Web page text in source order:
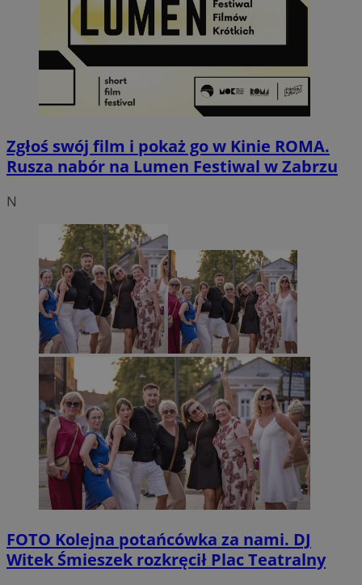
Zgłoś swój film i pokaż go w Kinie ROMA.
Rusza nabór na Lumen Festiwal w Zabrzu
N
FOTO Kolejna potańcówka za nami. DJ
Witek Śmieszek rozkręcił Plac Teatralny